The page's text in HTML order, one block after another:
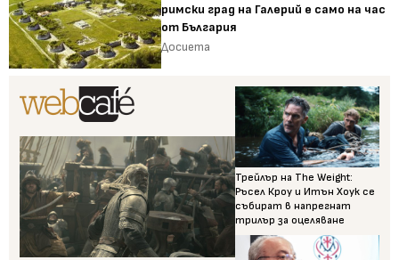
римски град на Галерий е само на час
от България
Досиета
Трейлър на The Weight:
Ръсел Кроу и Итън Хоук се
събират в напрегнат
трилър за оцеляване